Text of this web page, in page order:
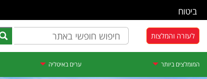
ביטוח
לעזרה והמלצות
המומלצים ביותר ערים באיטליה